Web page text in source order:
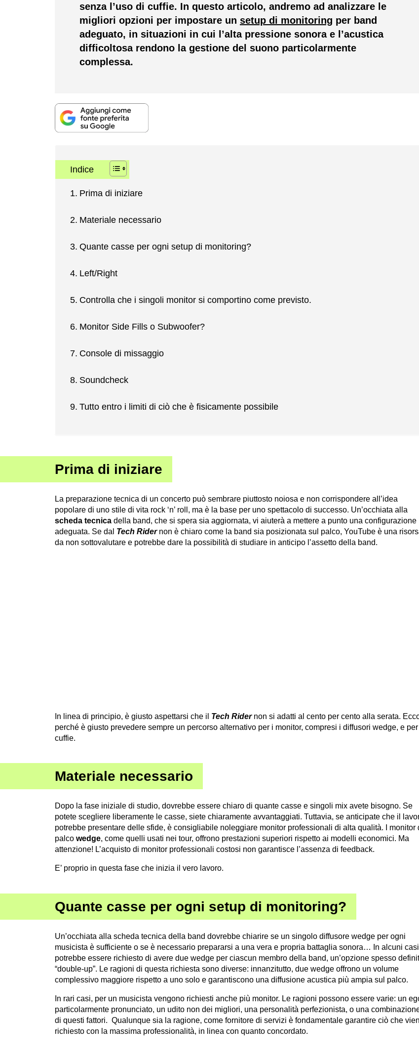
senza l’uso di cuffie. In questo articolo, andremo ad analizzare le
migliori opzioni per impostare un setup di monitoring per band
adeguato, in situazioni in cui l’alta pressione sonora e l’acustica
difficoltosa rendono la gestione del suono particolarmente
complessa.
Indice
Prima di iniziare
Materiale necessario
Quante casse per ogni setup di monitoring?
Left/Right
Controlla che i singoli monitor si comportino come previsto.
Monitor Side Fills o Subwoofer?
Console di missaggio
Soundcheck
Tutto entro i limiti di ciò che è fisicamente possibile
Prima di iniziare
La preparazione tecnica di un concerto può sembrare piuttosto noiosa e non corrispondere all’idea
popolare di uno stile di vita rock ‘n’ roll, ma è la base per uno spettacolo di successo. Un’occhiata alla
scheda tecnica della band, che si spera sia aggiornata, vi aiuterà a mettere a punto una configurazione
adeguata. Se dal Tech Ridernon è chiaro come la band sia posizionata sul palco, YouTube è una
da non sottovalutare e potrebbe dare la possibilità di studiare in anticipo l’assetto della band.
In linea di principio, è giusto aspettarsi che il Tech Ridernon si adatti al cento per cento alla serata.
perché è giusto prevedere sempre un percorso alternativo per i monitor, compresi i diffusori wedge, e
cuffie.
Materiale necessario
Dopo la fase iniziale di studio, dovrebbe essere chiaro di quante casse e singoli mix avete bisogno. Se
potete scegliere liberamente le casse, siete chiaramente avvantaggiati. Tuttavia, se anticipate che il
potrebbe presentare delle sfide, è consigliabile noleggiare monitor professionali di alta qualità. I monitor
palco wedge, come quelli usati nei tour, offrono prestazioni superiori rispetto ai modelli economici. Ma
attenzione! L’acquisto di monitor professionali costosi non garantisce l’assenza di feedback.
E’ proprio in questa fase che inizia il vero lavoro.
Quante casse per ogni setup di monitoring?
Un’occhiata alla scheda tecnica della band dovrebbe chiarire se un singolo diffusore wedge per ogni
musicista è sufficiente o se è necessario prepararsi a una vera e propria battaglia sonora… In alcuni
potrebbe essere richiesto di avere due wedge per ciascun membro della band, un’opzione spesso
“double-up”. Le ragioni di questa richiesta sono diverse: innanzitutto, due wedge offrono un volume
complessivo maggiore rispetto a uno solo e garantiscono una diffusione acustica più ampia sul palco.
In rari casi, per un musicista vengono richiesti anche più monitor. Le ragioni possono essere varie: un
particolarmente pronunciato, un udito non dei migliori, una personalità perfezionista, o una
di questi fattori. Qualunque sia la ragione, come fornitore di servizi è fondamentale garantire ciò che
richiesto con la massima professionalità, in linea con quanto concordato.